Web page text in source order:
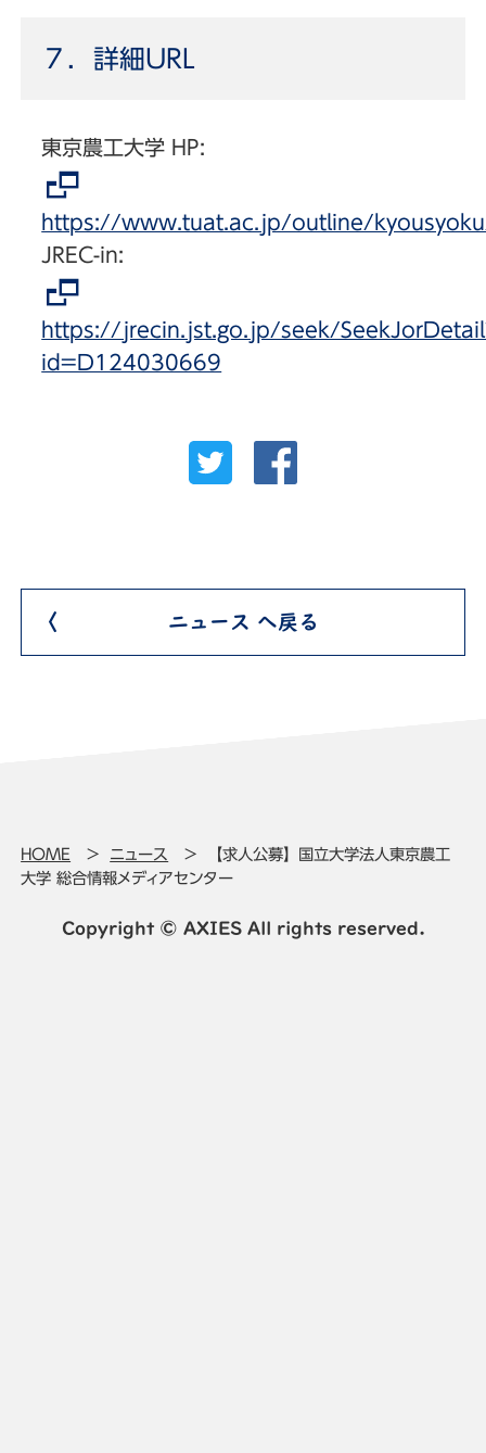
７．詳細URL
東京農工大学 HP:
https://www.tuat.ac.jp/outline/
JREC-in:
https://jrecin.jst.go.jp/seek/
id=D124030669
ニュース へ戻る
HOME ニュース
【求人公募】国立大学法人東京農工
大学 総合情報メディアセンター
Copyright © AXIES All rights reserved.